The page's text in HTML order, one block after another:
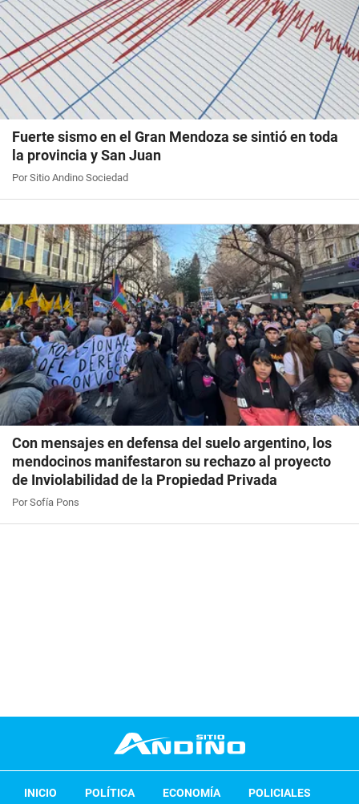
Fuerte sismo en el Gran Mendoza se sintió en toda
la provincia y San Juan
Por Sitio Andino Sociedad
Con mensajes en defensa del suelo argentino, los
mendocinos manifestaron su rechazo al proyecto
de Inviolabilidad de la Propiedad Privada
Por Sofía Pons
INICIO POLÍTICA ECONOMÍA POLICIALES